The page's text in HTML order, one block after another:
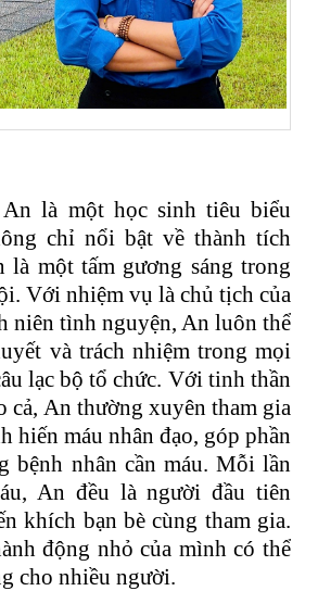
là một học sinh tiêu biểu
chỉ nổi bật về thành tích
là một tấm gương sáng trong
Với nhiệm vụ là chủ tịch của
niên tình nguyện, An luôn thể
và trách nhiệm trong mọi
lạc bộ tổ chức. Với tinh thần
cả, An thường xuyên tham gia
hiến máu nhân đạo, góp phần
bệnh nhân cần máu. Mỗi lần
An đều là người đầu tiên
khích bạn bè cùng tham gia.
động nhỏ của mình có thể
cho nhiều người.